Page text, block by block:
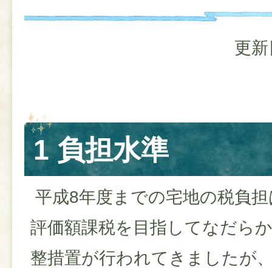
更
1 負担水準
平成8年度までの宅地の税負
評価額課税を目指してなだら
整措置が行われてきましたが